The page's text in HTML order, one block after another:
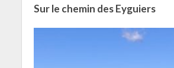
Sur le chemin des Eyguiers